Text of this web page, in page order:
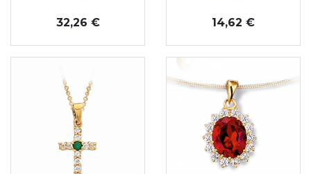
Prix
32,26 € Prix
14,62 €